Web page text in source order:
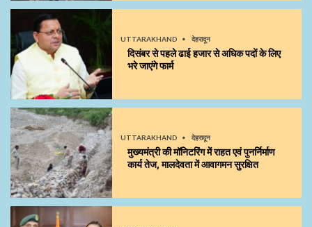
UTTARAKHAND देहरादून
दिसंबर से पहले ढाई हजार से अधिक पदों के लिए
भरे जाएंगे फार्म
UTTARAKHAND देहरादून
मुख्यमंत्री की मॉनिटरिंग में राहत एवं पुनर्निर्माण
कार्य तेज, मालदेवता में आवागमन सुरक्षित